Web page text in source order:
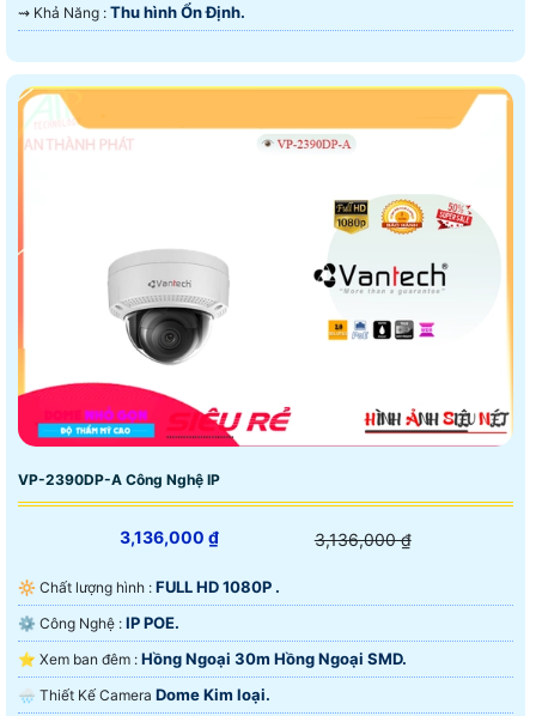
️⇝ Khả Năng : Thu hình Ổn Định.
VP-2390DP-A Công Nghệ IP
3,136,000 ₫ 3,136,000 ₫
🔆 Chất lượng hình : FULL HD 1080P .
⚙ Công Nghệ : IP POE.
⭐ Xem ban đêm : Hồng Ngoại 30m Hồng Ngoại SMD.
🌧️ Thiết Kế Camera Dome Kim loại.